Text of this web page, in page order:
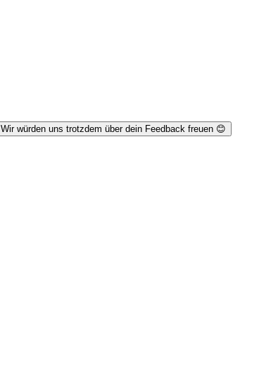
Wir würden uns trotzdem über dein Feedback freuen 😊